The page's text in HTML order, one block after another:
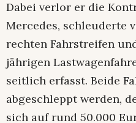
Dabei verlor er die
Mercedes, schleuderte
rechten Fahrstreifen
jährigen
seitlich erfasst. Beide
abgeschleppt werden,
sich auf rund 50.000